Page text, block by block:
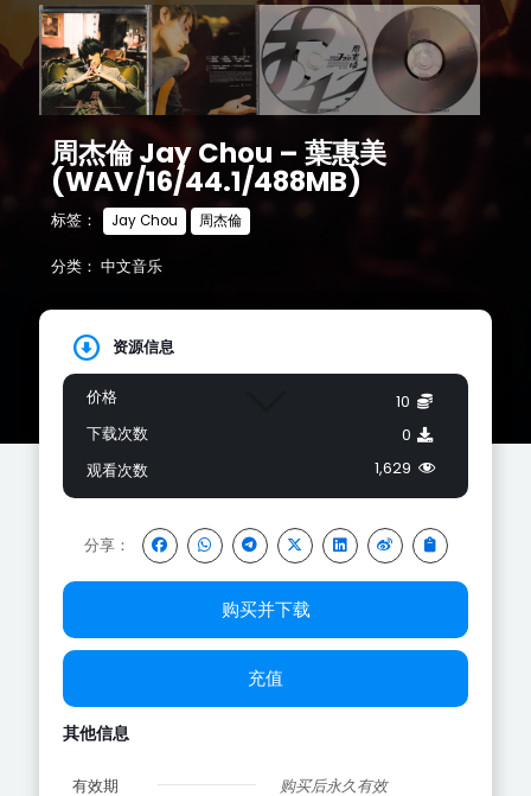
周杰倫 Jay Chou – 葉惠美
(WAV/16/44.1/488MB)
标签： Jay Chou 周杰倫
分类： 中文音乐
资源信息
价格
下载次数
观看次数
10
0
1,629
分享：
购买并下载
充值
其他信息
有效期
购买后永久有效